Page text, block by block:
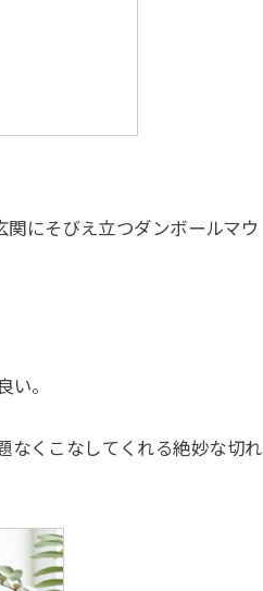
にそびえ立つダンボールマウ
い。
なくこなしてくれる絶妙な切れ